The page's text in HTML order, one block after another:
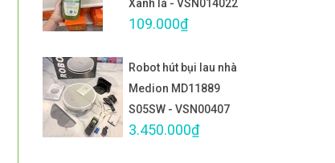
Xanh lá - VSN014022
109.000₫
Robot hút bụi lau nhà
Medion MD11889
S05SW - VSN00407
3.450.000₫